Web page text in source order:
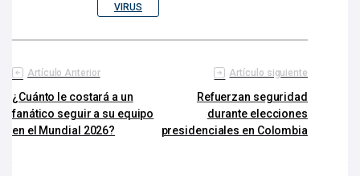
VIRUS
Artículo Anterior
¿Cuánto le costará a un
fanático seguir a su equipo
en el Mundial 2026?
Artículo siguiente
Refuerzan seguridad
durante elecciones
presidenciales en Colombia